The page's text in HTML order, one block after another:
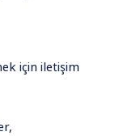
için iletişim